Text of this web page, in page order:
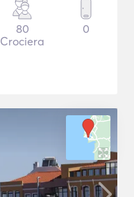
80
Crociera
0